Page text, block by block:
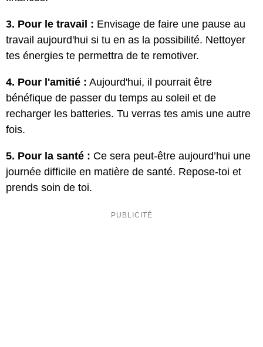
3. Pour le travail : Envisage de faire une pause au
travail aujourd'hui si tu en as la possibilité. Nettoyer
tes énergies te permettra de te remotiver.
4. Pour l'amitié : Aujourd'hui, il pourrait être
bénéfique de passer du temps au soleil et de
recharger les batteries. Tu verras tes amis une autre
fois.
5. Pour la santé : Ce sera peut-être aujourd’hui une
journée difficile en matière de santé. Repose-toi et
prends soin de toi.